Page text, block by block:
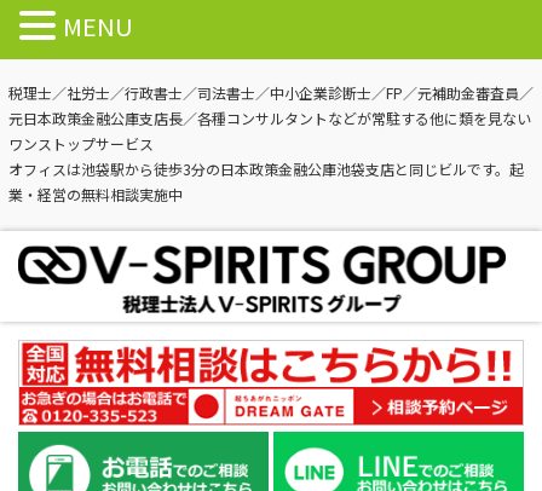
税理士／社労士／行政書士／司法書士／中小企業診断士／FP／元補助金審査員／
元日本政策金融公庫支店長／各種コンサルタントなどが常駐する他に類を見ない
ワンストップサービス
オフィスは池袋駅から徒歩3分の日本政策金融公庫池袋支店と同じビルです。起
業・経営の無料相談実施中
MENU